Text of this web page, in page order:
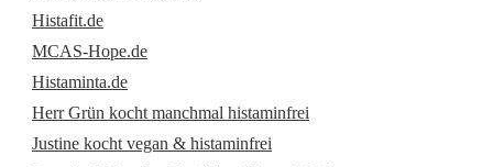
Histafit.de
MCAS-Hope.de
Histaminta.de
Herr Grün kocht manchmal histaminfrei
Justine kocht vegan & histaminfrei